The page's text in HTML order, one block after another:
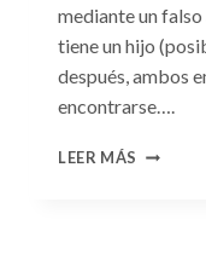
mediante un
tiene un hijo
después, ambos
encontrarse….
LEER MÁS